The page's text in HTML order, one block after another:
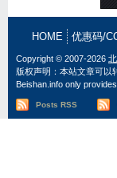
HOME 优惠码/
Copyright © 2007-2026
版权声明：本站文章可以
Beishan.info only
Posts RSS